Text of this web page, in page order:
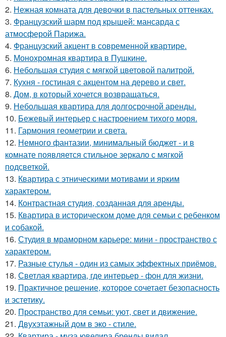
2. Нежная комната для девочки в пастельных оттенках.
3. Французский шарм под крышей: мансарда с
атмосферой Парижа.
4. Французский акцент в современной квартире.
5. Монохромная квартира в Пушкине.
6. Небольшая студия с мягкой цветовой палитрой.
7. Кухня - гостиная с акцентом на дерево и свет.
8. Дом, в который хочется возвращаться.
9. Небольшая квартира для долгосрочной аренды.
10. Бежевый интерьер с настроением тихого моря.
11. Гармония геометрии и света.
12. Немного фантазии, минимальный бюджет - и в
комнате появляется стильное зеркало с мягкой
подсветкой.
13. Квартира с этническими мотивами и ярким
характером.
14. Контрастная студия, созданная для аренды.
15. Квартира в историческом доме для семьи с ребенком
и собакой.
16. Студия в мраморном карьере: мини - пространство с
характером.
17. Разные стулья - один из самых эффектных приёмов.
18. Светлая квартира, где интерьер - фон для жизни.
19. Практичное решение, которое сочетает безопасность
и эстетику.
20. Пространство для семьи: уют, свет и движение.
21. Двухэтажный дом в эко - стиле.